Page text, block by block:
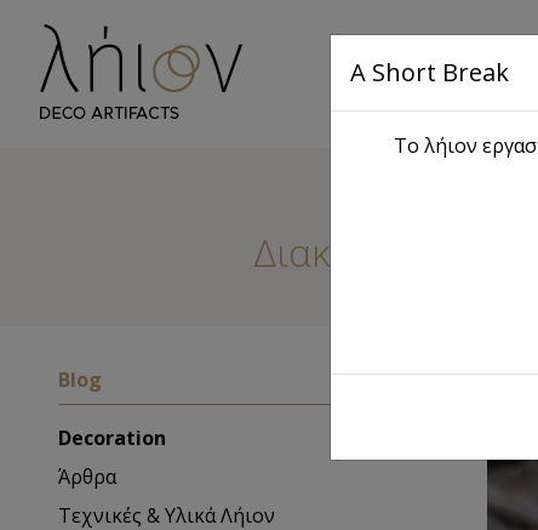
Αρχική
Διακοσμητικός
Blog
Decoration
Άρθρα
Τεχνικές & Υλικά Λήιον
A Short Break
Το λήιον